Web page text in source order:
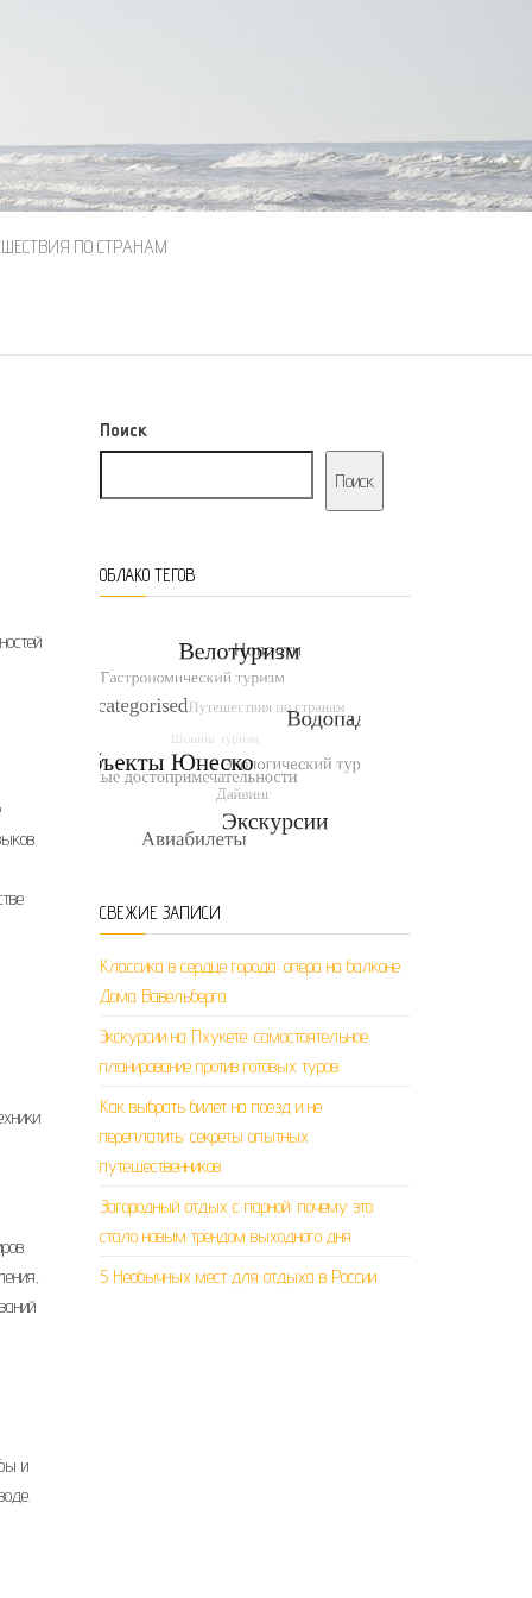
ПО СТРАНАМ
и
Поиск
Поиск
ОБЛАКО ТЕГОВ
СВЕЖИЕ ЗАПИСИ
Классика в сердце города: опера на балконе
Дома Вавельберга
Экскурсии на Пхукете: самостоятельное
планирование против готовых туров
Как выбрать билет на поезд и не
переплатить: секреты опытных
путешественников
Загородный отдых с парной: почему это
стало новым трендом выходного дня
5 Необычных мест для отдыха в России